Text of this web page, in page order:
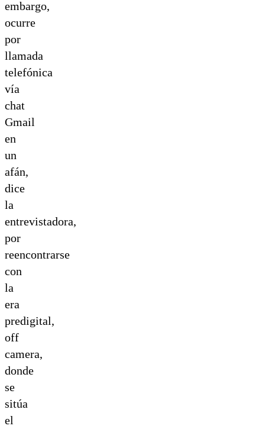
embargo,
ocurre
por
llamada
telefónica
vía
chat
Gmail
en
un
afán,
dice
la
entrevistadora,
por
reencontrarse
con
la
era
predigital,
off
camera,
donde
se
sitúa
el